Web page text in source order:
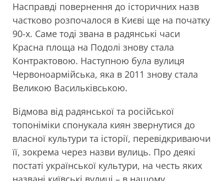
Насправді повернення до історичних назв
частково розпочалося в Києві ще на початку
90-х. Саме тоді звана в радянські часи
Красна площа на Подолі знову стала
Контрактовою. Наступною була вулиця
Червоноармійська, яка в 2011 знову стала
Великою Васильківською.
Відмова від радянської та російської
топоніміки спонукала киян звернутися до
власної культури та історії, перевідкриваючи
її, зокрема через назви вулиць. Про деякі
постаті української культури, на честь яких